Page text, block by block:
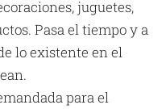
juguetes,
Pasa el tiempo y a
lo existente en el
para el